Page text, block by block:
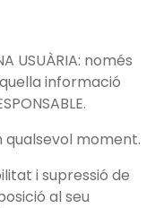
USUÀRIA: només
informació
moment.
i supressió de
al seu